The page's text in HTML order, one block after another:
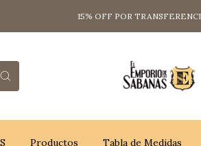
15% OFF POR TRANSFERENCIA
Productos Tabla de Medidas